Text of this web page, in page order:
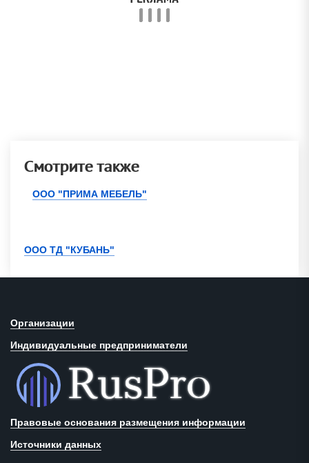
Смотрите также
ООО "ПРИМА МЕБЕЛЬ"
ООО ТД "КУБАНЬ"
Организации
Индивидуальные предприниматели
Правовые основания размещения информации
Источники данных